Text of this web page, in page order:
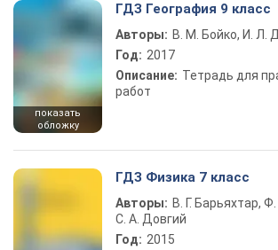
показать
обложку
ГДЗ География 9 класс
Авторы: В. М. Бойко, И. Л.
Год: 2017
Описание: Тетрадь для
работ
ГДЗ Физика 7 класс
Авторы: В. Г. Барьяхтар,
С. А. Довгий
Год: 2015